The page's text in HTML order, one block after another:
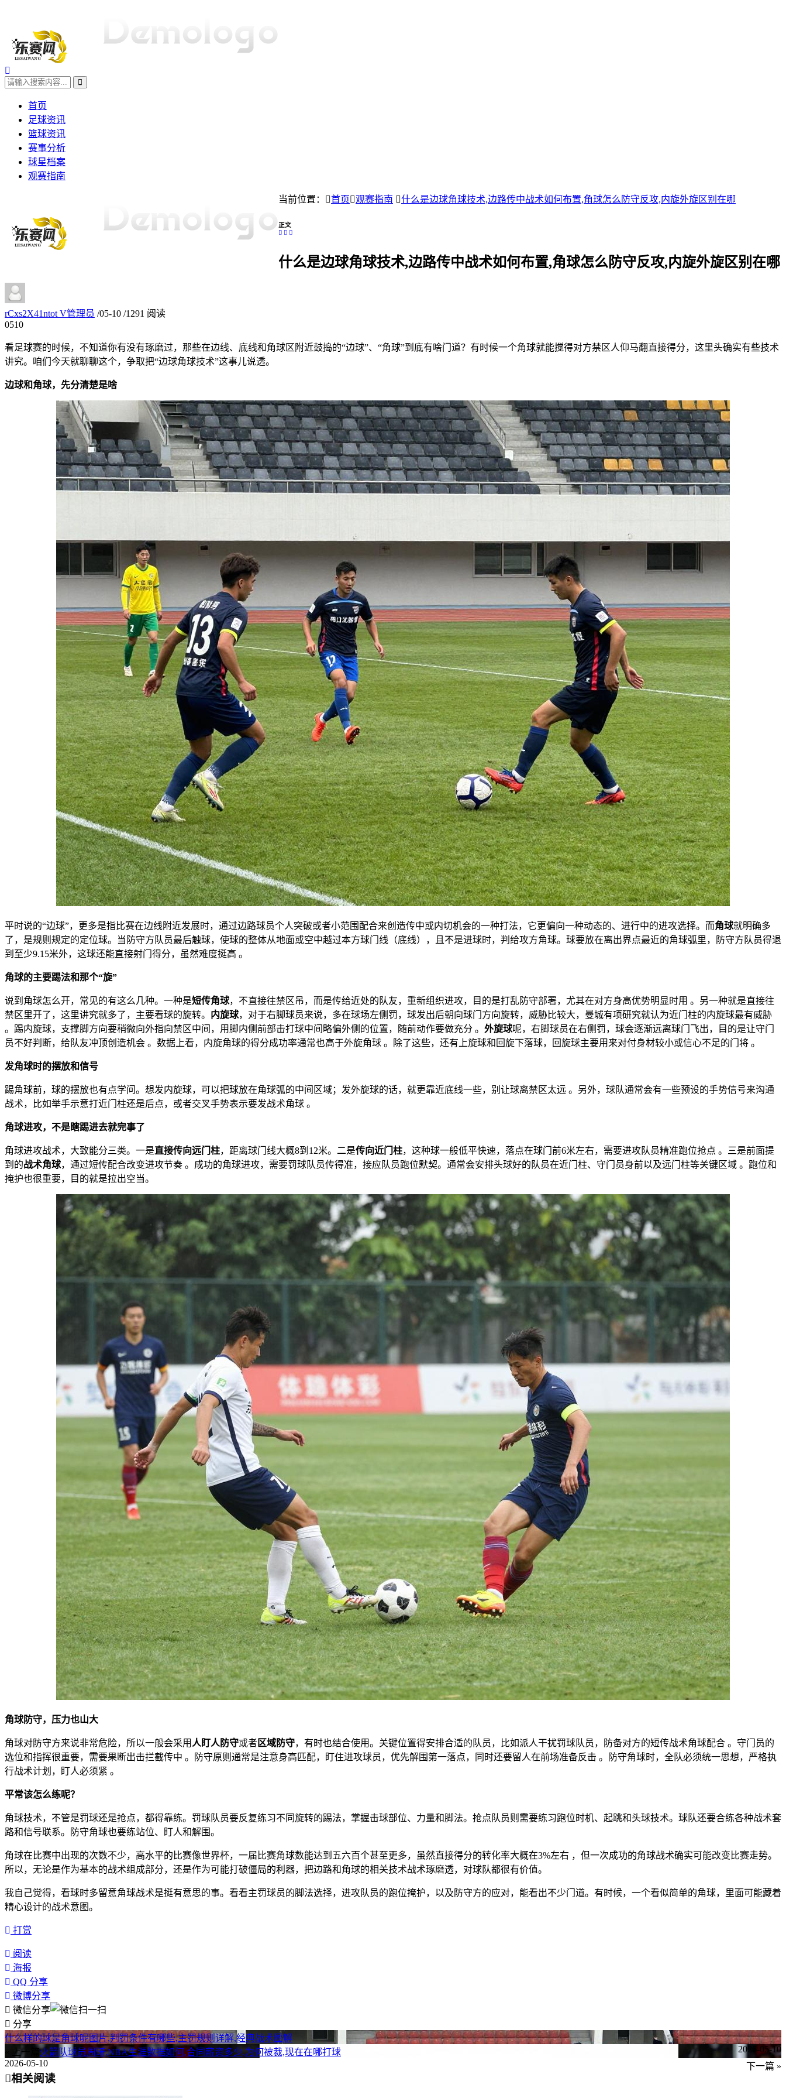
首页
足球资讯
篮球资讯
赛事分析
球星档案
观赛指南
当前位置： 首页 观赛指南 什么是边球角球技术,边路传中战术如何布置,角球怎么防守反攻,内旋外旋区别在哪
正文
什么是边球角球技术,边路传中战术如何布置,角球怎么防守反攻,内旋外旋区别在哪
rCxs2X41ntot V管理员 /05-10 /1291 阅读
0510
看足球赛的时候，不知道你有没有琢磨过，那些在边线、底线和角球区附近鼓捣的“边球”、“角球”到底有啥门道？有时候一个角球就能搅得对方禁区人仰马翻直接得分，这里头确实有些技术
讲究。咱们今天就聊聊这个，争取把“边球角球技术”这事儿说透。
边球和角球，先分清楚是啥
平时说的“边球”，更多是指比赛在边线附近发展时，通过边路球员个人突破或者小范围配合来创造传中或内切机会的一种打法，它更偏向一种动态的、进行中的进攻选择。而角球就明确多
了，是规则规定的定位球。当防守方队员最后触球，使球的整体从地面或空中越过本方球门线（底线），且不是进球时，判给攻方角球。球要放在离出界点最近的角球弧里，防守方队员得退
到至少9.15米外，这球还能直接射门得分，虽然难度挺高 。
角球的主要踢法和那个“旋”
说到角球怎么开，常见的有这么几种。一种是短传角球，不直接往禁区吊，而是传给近处的队友，重新组织进攻，目的是打乱防守部署，尤其在对方身高优势明显时用 。另一种就是直接往
禁区里开了，这里讲究就多了，主要看球的旋转。 内旋球，对于右脚球员来说，多在球场左侧罚，球发出后朝向球门方向旋转，威胁比较大，曼城有项研究就认为近门柱的内旋球最有威胁
。踢内旋球，支撑脚方向要稍微向外指向禁区中间，用脚内侧前部击打球中间略偏外侧的位置，随前动作要做充分 。 外旋球呢，右脚球员在右侧罚，球会逐渐远离球门飞出，目的是让守门
员不好判断，给队友冲顶创造机会 。数据上看，内旋角球的得分成功率通常也高于外旋角球 。除了这些，还有上旋球和回旋下落球，回旋球主要用来对付身材较小或信心不足的门将 。
发角球时的摆放和信号
踢角球前，球的摆放也有点学问。想发内旋球，可以把球放在角球弧的中间区域；发外旋球的话，就更靠近底线一些，别让球离禁区太远 。另外，球队通常会有一些预设的手势信号来沟通
战术，比如举手示意打近门柱还是后点，或者交叉手势表示要发战术角球 。
角球进攻，不是瞎踢进去就完事了
角球进攻战术，大致能分三类。一是直接传向远门柱，距离球门线大概8到12米。二是传向近门柱，这种球一般低平快速，落点在球门前6米左右，需要进攻队员精准跑位抢点 。三是前面提
到的战术角球，通过短传配合改变进攻节奏 。成功的角球进攻，需要罚球队员传得准，接应队员跑位默契。通常会安排头球好的队员在近门柱、守门员身前以及远门柱等关键区域 。跑位和
掩护也很重要，目的就是拉出空当。
角球防守，压力也山大
角球对防守方来说非常危险，所以一般会采用 人盯人防守或者区域防守，有时也结合使用。关键位置得安排合适的队员，比如派人干扰罚球队员，防备对方的短传战术角球配合 。守门员的
选位和指挥很重要，需要果断出击拦截传中 。防守原则通常是注意身高匹配，盯住进攻球员，优先解围第一落点，同时还要留人在前场准备反击 。防守角球时，全队必须统一思想，严格执
行战术计划，盯人必须紧 。
平常该怎么练呢？
角球技术，不管是罚球还是抢点，都得靠练。罚球队员要反复练习不同旋转的踢法，掌握击球部位、力量和脚法。抢点队员则需要练习跑位时机、起跳和头球技术。球队还要合练各种战术套
路和信号联系。防守角球也要练站位、盯人和解围。
角球在比赛中出现的次数不少，高水平的比赛像世界杯，一届比赛角球数能达到五六百个甚至更多，虽然直接得分的转化率大概在3%左右 ，但一次成功的角球战术确实可能改变比赛走势。
所以，无论是作为基本的战术组成部分，还是作为可能打破僵局的利器，把边路和角球的相关技术战术琢磨透，对球队都很有价值。
我自己觉得，看球时多留意角球战术是挺有意思的事。看看主罚球员的脚法选择，进攻队员的跑位掩护，以及防守方的应对，能看出不少门道。有时候，一个看似简单的角球，里面可能藏着
精心设计的战术意图。
打赏
阅读
海报
QQ 分享
微博分享
微信分享
分享
什么样的球是角球呢图片,判罚条件有哪些,主罚规则详解,经典战术图解
« 上一篇
2026-05-10
火箭队球员周琦,NBA生涯数据如何,合同薪资多少,为何被裁,现在在哪打球
下一篇 »
2026-05-10
相关阅读